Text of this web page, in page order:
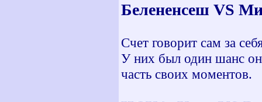
Белененсеш VS
Счет говорит сам за
У них был один шанс
часть своих моментов.